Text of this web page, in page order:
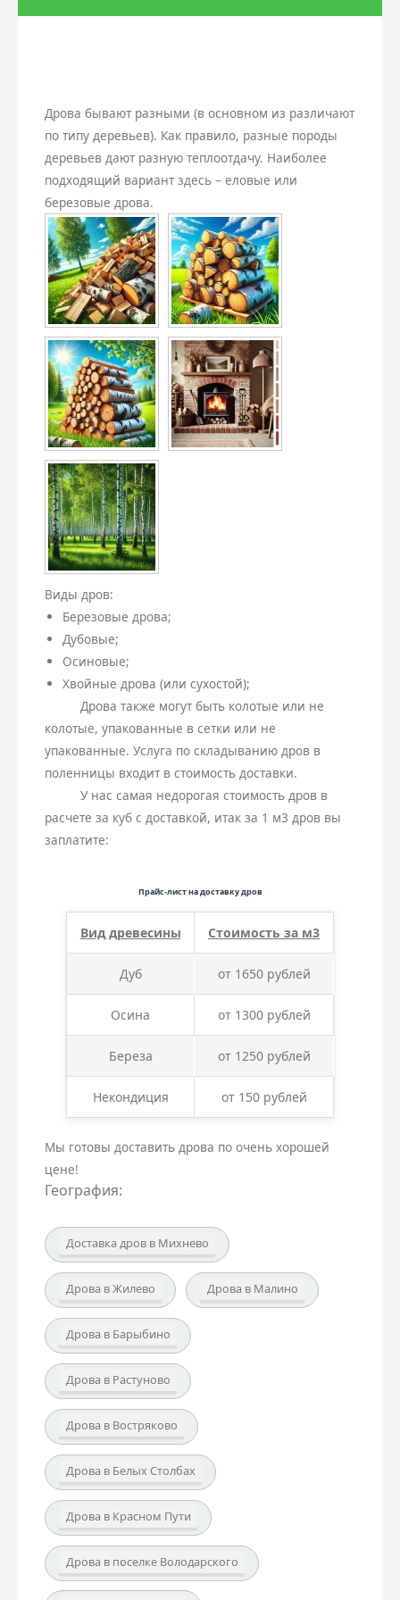
Дрова
Пеллеты
Бетон
Чернозем
Земляные работы
Навесы
Дрова бывают разными (в основном из различают
по типу деревьев). Как правило, разные породы
деревьев дают разную теплоотдачу. Наиболее
подходящий вариант здесь – еловые или
березовые дрова.
Виды дров:
Березовые дрова;
Дубовые;
Осиновые;
Хвойные дрова (или сухостой);
Дрова также могут быть колотые или не
колотые, упакованные в сетки или не
упакованные. Услуга по складыванию дров в
поленницы входит в стоимость доставки.
У нас самая недорогая стоимость дров в
расчете за куб с доставкой, итак за 1 м3 дров вы
заплатите:
Прайс-лист на доставку дров
Вид древесины Стоимость за м3
Дуб от 1650 рублей
Осина от 1300 рублей
Береза от 1250 рублей
Некондиция от 150 рублей
Мы готовы доставить дрова по очень хорошей
цене!
География:
Доставка дров в Михнево
Дрова в Жилево Дрова в Малино
Дрова в Барыбино
Дрова в Растуново
Дрова в Востряково
Дрова в Белых Столбах
Дрова в Красном Пути
Дрова в поселке Володарского